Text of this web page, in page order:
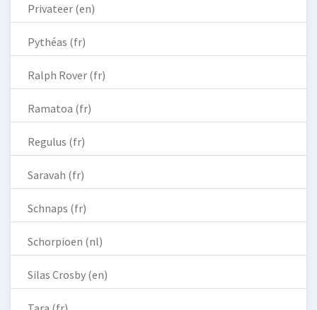
Privateer (en)
Pythéas (fr)
Ralph Rover (fr)
Ramatoa (fr)
Regulus (fr)
Saravah (fr)
Schnaps (fr)
Schorpioen (nl)
Silas Crosby (en)